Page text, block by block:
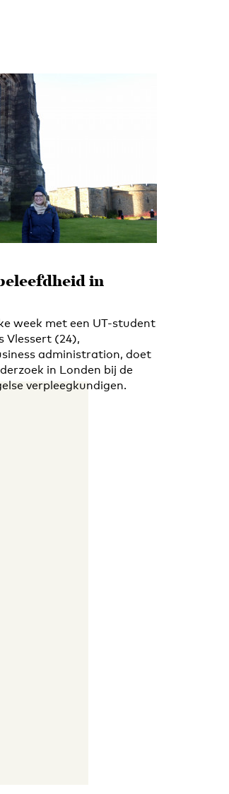
in
week met een UT-student
Vlessert (24),
administration, doet
in Londen bij de
verpleegkundigen.